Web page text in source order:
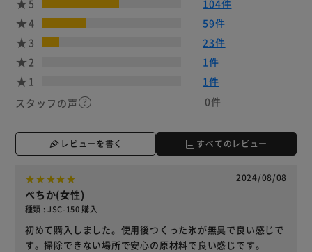
5
104件
4
59件
3
23件
2
1件
1
1件
スタッフの声
0件
レビューを書く すべてのレビュー
2024/08/08
ぺちか(女性)
種類 : JSC-150 購入
初めて購入しました。使用後つくった氷が無臭で良い感じで
す。掃除できない場所で安心の原材料で良い感じです。